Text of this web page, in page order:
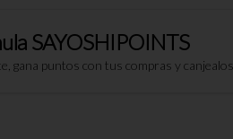
SAYOSHIPOINTS
gana puntos con tus compras y